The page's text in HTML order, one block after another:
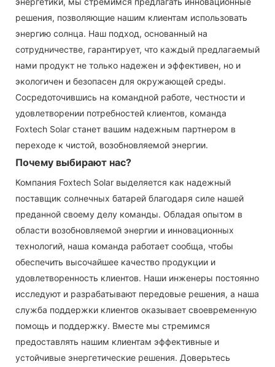
решения, позволяющие нашим клиентам использовать
энергию солнца. Наш подход, основанный на
сотрудничестве, гарантирует, что каждый предлагаемый
нами продукт не только надежен и эффективен, но и
экологичен и безопасен для окружающей среды.
Сосредоточившись на командной работе, честности и
удовлетворении потребностей клиентов, команда
Foxtech Solar станет вашим надежным партнером в
переходе к чистой, возобновляемой энергии.
Почему выбирают нас?
Компания Foxtech Solar выделяется как надежный
поставщик солнечных батарей благодаря силе нашей
преданной своему делу команды. Обладая опытом в
области возобновляемой энергии и инновационных
технологий, наша команда работает сообща, чтобы
обеспечить высочайшее качество продукции и
удовлетворенность клиентов. Наши инженеры постоянно
исследуют и разрабатывают передовые решения, а наша
служба поддержки клиентов оказывает своевременную
помощь и поддержку. Вместе мы стремимся
предоставлять нашим клиентам эффективные и
устойчивые энергетические решения. Доверьтесь